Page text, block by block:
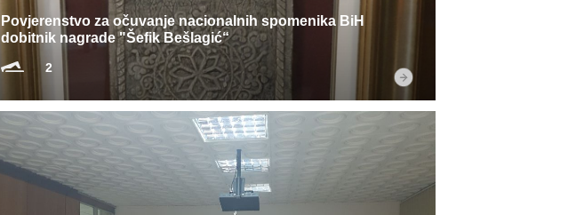
Povjerenstvo za očuvanje nacionalnih spomenika BiH
dobitnik nagrade "Šefik Bešlagić“
2